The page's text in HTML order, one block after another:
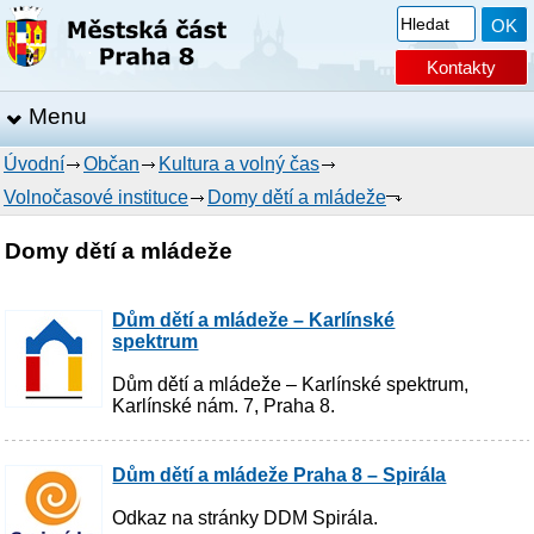
Kontakty
Menu
Úvodní Občan
Kultura a volný čas
Volnočasové instituce
Domy dětí a mládeže
Domy dětí a mládeže
Dům dětí a mládeže – Karlínské
spektrum
Dům dětí a mládeže – Karlínské spektrum,
Karlínské nám. 7, Praha 8.
Dům dětí a mládeže Praha 8 – Spirála
Odkaz na stránky DDM Spirála.